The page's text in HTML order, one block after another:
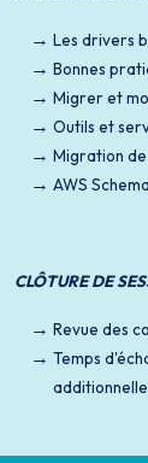
Les drivers
Bonnes
Migrer et
Outils et
Migration
AWS
CLÔTURE DE
Revue des
Temps